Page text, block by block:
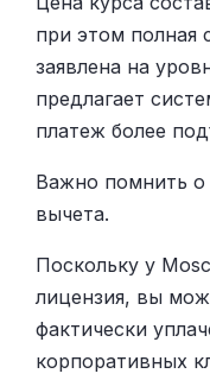
при этом полная
заявлена на
предлагает
платеж более
Важно помнить о
вычета.
Поскольку у
лицензия, вы
фактически
корпоративных